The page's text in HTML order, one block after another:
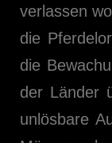
verlassen
die
die
der Länder
unlösbare